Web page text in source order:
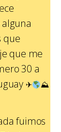
que
que me
30 a
✈
⛰
fuimos